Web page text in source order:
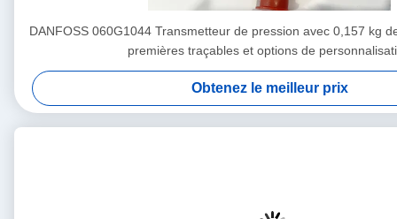
DANFOSS 060G1044 Transmetteur de pression avec 0,157 kg
premières traçables et options de
Obtenez le meilleur prix